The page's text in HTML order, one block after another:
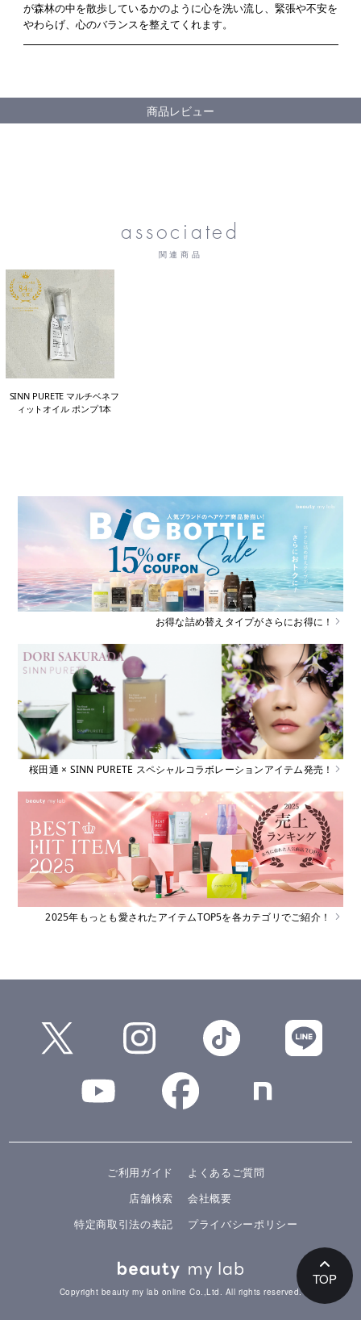
が森林の中を散歩しているかのように心を洗い流し、緊張や不安を
やわらげ、心のバランスを整えてくれます。
商品レビュー
associated
関連商品
SINN PURETE マルチベネフ
ィットオイル ポンプ1本
お得な詰め替えタイプがさらにお得に！
桜田通 × SINN PURETE スペシャルコラボレーションアイテム発売！
2025年もっとも愛されたアイテムTOP5を各カテゴリでご紹介！
TOP
ご利用ガイド
よくあるご質問
店舗検索
会社概要
特定商取引法の表記
プライバシーポリシー
Copyright beauty my lab online Co.,Ltd. All rights reserved.